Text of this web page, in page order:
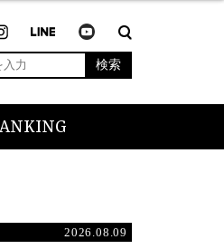
検索
2026.08.09